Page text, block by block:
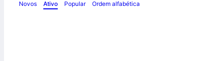
Novos Ativo Popular Ordem alfabética